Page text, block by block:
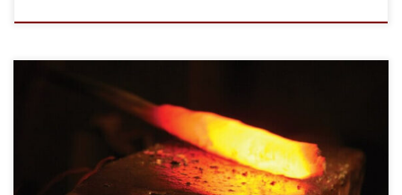
VIII-VII ст. да н.э. – VIII ст. Вытворчасць жалеза на тэрыторыі
Беларусі пачалася ў канцы VII-VI стст. да н.э. Жалеза тут
выплаўлялі з балотнай руды ў невялікіх печах-домніцах,
якія знойдзены пры раскопках гарадзішчаў Лабеншчына,